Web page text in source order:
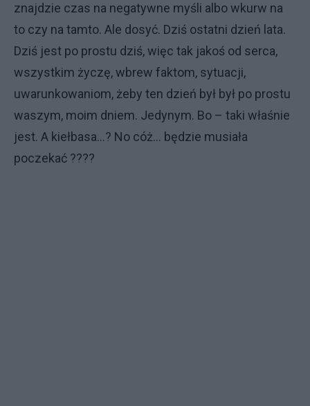
znajdzie czas na negatywne myśli albo wkurw na
to czy na tamto. Ale dosyć. Dziś ostatni dzień lata.
Dziś jest po prostu dziś, więc tak jakoś od serca,
wszystkim życzę, wbrew faktom, sytuacji,
uwarunkowaniom, żeby ten dzień był był po prostu
waszym, moim dniem. Jedynym. Bo – taki właśnie
jest. A kiełbasa…? No cóż… będzie musiała
poczekać ????